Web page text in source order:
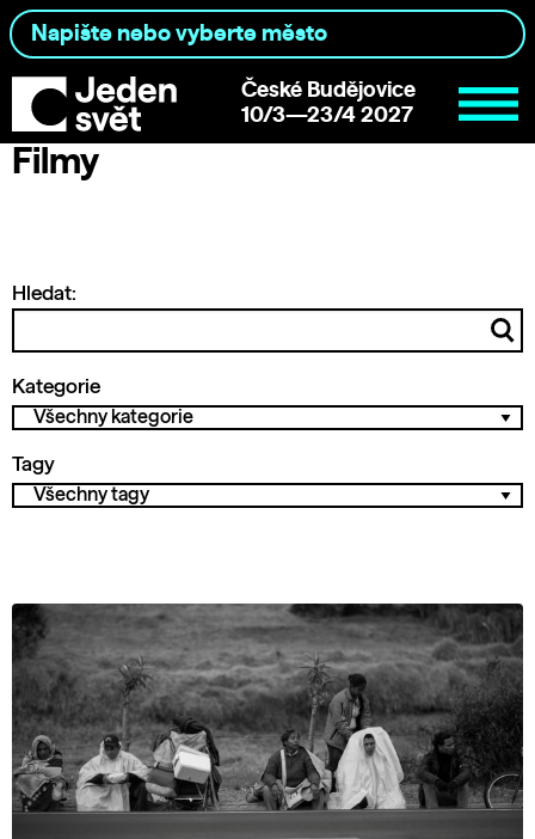
České Budějovice
10/3—23/4 2027
Filmy
Hledat:
Kategorie
Tagy